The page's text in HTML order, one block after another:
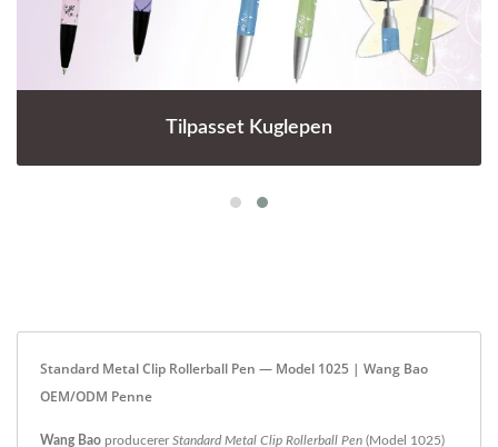
Tilpasset Kuglepen
Standard Metal Clip Rollerball Pen — Model 1025 | Wang Bao
OEM/ODM Penne
Wang Bao producererStandard Metal Clip Rollerball Pen (Model 1025)